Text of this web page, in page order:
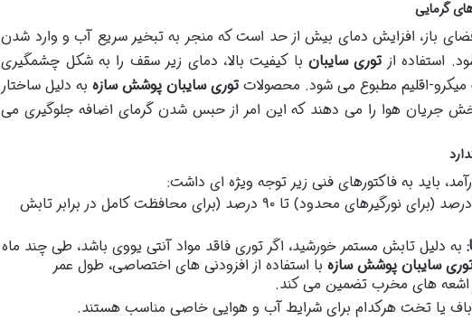
گرمایی
باز، افزایش دمای بیش از حد است که منجر به تبخیر سریع آب و وارد شدن
استفاده از توری سایبانبا کیفیت بالا، دمای زیر سقف را به شکل چشمگیری
اقلیم مطبوع می شود. محصولات توری سایبان پوشش سازهبه دلیل ساختار
جریان هوا را می دهند که این امر از حبس شدن گرمای اضافه جلوگیری می
باید به فاکتورهای فنی زیر توجه ویژه ای داشت:
از ۳۰ درصد (برای نورگیرهای محدود) تا ۹۰ درصد (برای محافظت کامل در برابر تابش
به دلیل تابش مستمر خورشید، اگر توری فاقد مواد آنتی یووی باشد، طی چند ماه
سایبان پوشش سازه با استفاده از افزودنی های اختصاصی، طول عمر
اشعه های مخرب تضمین می کند.
یا تخت هرکدام برای شرایط آب و هوایی خاصی مناسب هستند.